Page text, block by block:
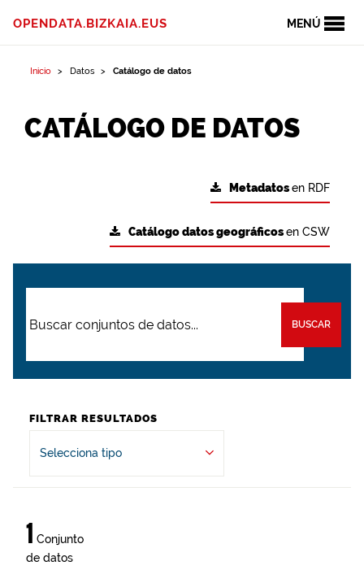
MENÚ
OPENDATA.BIZKAIA.EUS
Inicio Datos Catálogo de datos
CATÁLOGO DE DATOS
Metadatosen RDF
Catálogo datos geográficosen CSW
BUSCAR
FILTRAR RESULTADOS
Selecciona tipo
1 Conjunto
de datos